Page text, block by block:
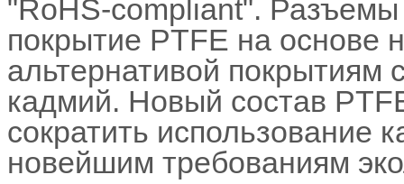
"RoHS-compliant".
покрытие PTFE на основе
альтернативой
кадмий. Новый состав
сократить использование
новейшим требованиям